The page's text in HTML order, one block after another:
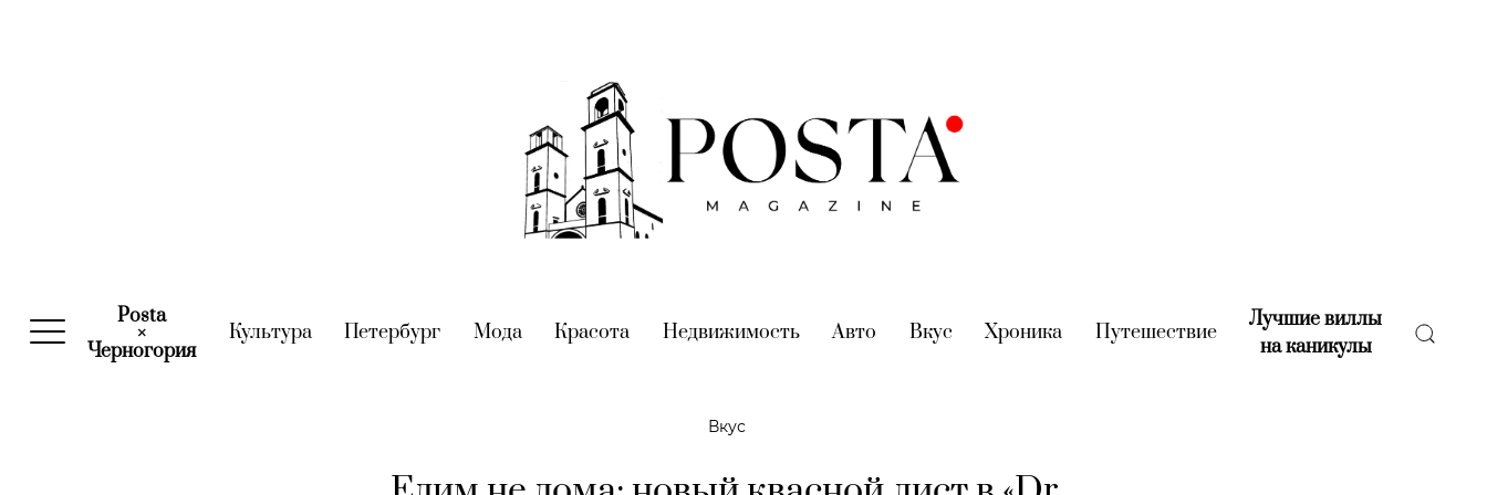
Posta
×
Черногория(current)
Культура(current)
Петербург (current)
Мода(current)
Красота (current)
Недвижимость(current)
Авто (current)
Вкус (current)
Хроника (current)
Путешествие(current)
Лучшие виллы
на каникулы(current)
Вкус